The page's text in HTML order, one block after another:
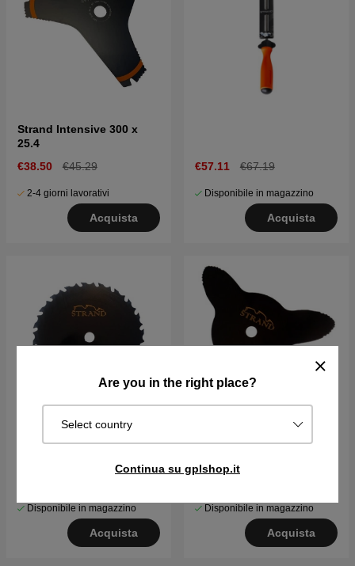
Are you in the right place?
Select country
Continua su gplshop.it
Strand Intensive 300 x
25.4
€38.50
€45.29
2-4 giorni lavorativi
Acquista
€57.11 €67.19
Disponibile in magazzino
Acquista
Disponibile in magazzino
Acquista
Disponibile in magazzino
Acquista